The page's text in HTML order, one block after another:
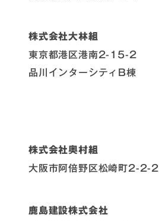
株式会社大林組
東京都港区港南2-15-2
品川インターシティB棟
株式会社奥村組
大阪市阿倍野区松崎町2-2-2
鹿島建設株式会社